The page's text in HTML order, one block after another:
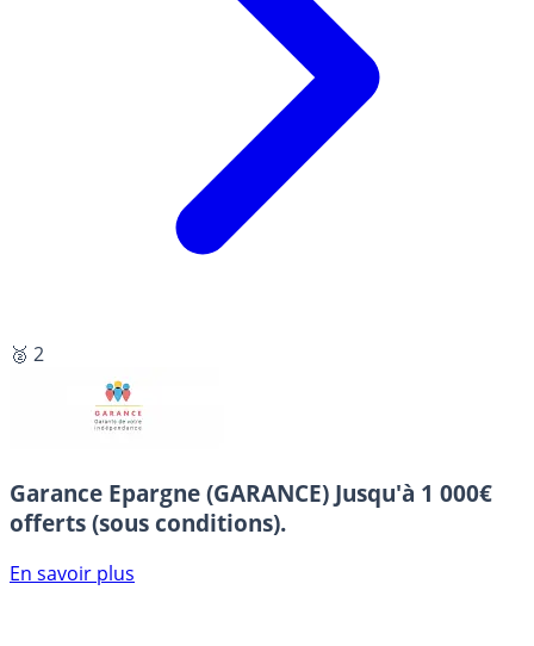
🥈 2
Garance Epargne (GARANCE) Jusqu'à 1 000€
offerts (sous conditions).
En savoir plus